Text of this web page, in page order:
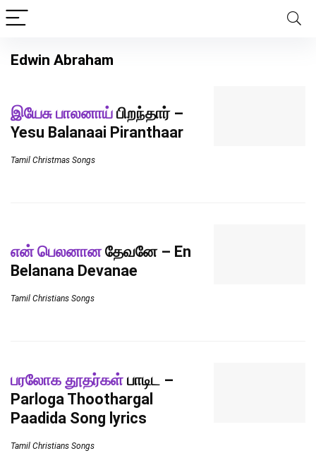
Edwin Abraham
இயேசு பாலனாய் பிறந்தார் –
Yesu Balanaai Piranthaar
Tamil Christmas Songs
என் பெலனானதேவனே – En
Belanana Devanae
Tamil Christians Songs
பரலோக தூதர்கள் பாடிட –
Parloga Thoothargal
Paadida Song lyrics
Tamil Christians Songs